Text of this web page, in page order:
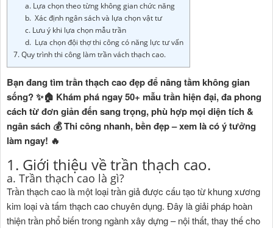
a. Lựa chọn theo từng không gian chức năng
b. Xác định ngân sách và lựa chọn vật tư
c. Lưu ý khi lựa chọn mẫu trần
d. Lựa chọn đội thợ thi công có năng lực tư vấn
7. Quy trình thi công làm trần vách thạch cao.
Bạn đang tìm trần thạch cao đẹp để nâng tầm không gian
sống? ✨🏠 Khám phá ngay 50+ mẫu trần hiện đại, đa phong
cách từ đơn giản đến sang trọng, phù hợp mọi diện tích &
ngân sách 💰 Thi công nhanh, bền đẹp – xem là có ý tưởng
làm ngay! 🔥
1. Giới thiệu về trần thạch cao.
a. Trần thạch cao là gì?
Trần thạch cao là một loại trần giả được cấu tạo từ khung xương
kim loại và tấm thạch cao chuyên dụng. Đây là giải pháp hoàn
thiện trần phổ biến trong ngành xây dựng – nội thất, thay thế cho